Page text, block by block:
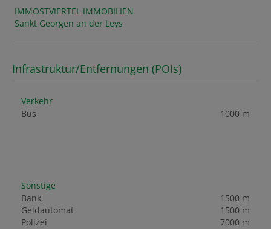
IMMOSTVIERTEL IMMOBILIEN
Sankt Georgen an der Leys
Infrastruktur/Entfernungen (POIs)
Verkehr
Bus
1000 m
Sonstige
Bank
1500 m
Geldautomat
1500 m
Polizei
7000 m